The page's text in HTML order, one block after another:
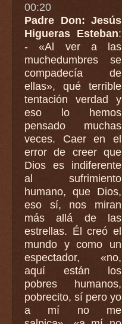
00:20
Padre Don: Jesús
Higueras Esteban:
- «Al ver a las
muchedumbres se
compadecía de
ellas», qué terrible
tentación verdad y
eso lo hemos
pensado muchas
veces. Caer en el
error de creer que
Dios es indiferente
al sufrimiento
humano, que Dios,
eso sí, nos miran
más allá de las
estrellas. Él creó el
mundo y como un
espectador, «no,
aquí están los
pobres humanos,
pobrecito, sí pero yo
a mí no me